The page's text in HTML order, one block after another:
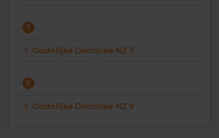
7
Oostelijke Doorsnee NZ 7
9
Oostelijke Doorsnee NZ 9